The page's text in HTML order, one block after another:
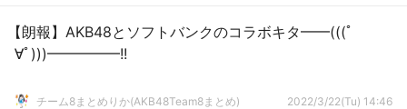
【朗報】AKB48とソフトバンクのコラボキタ━━(((ﾟ
∀ﾟ)))━━━━━!!
チーム8まとめりか(AKB48Team8まとめ) 2022/3/22(Tu) 14:46